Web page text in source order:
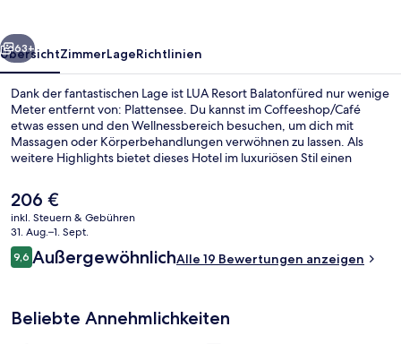
Weiter
63+
ÜbersichtZimmerLageRichtlinien
Dank der fantastischen Lage ist LUA Resort Balatonfüred nur wenige
Meter entfernt von: Plattensee. Du kannst im Coffeeshop/Café
etwas essen und den Wellnessbereich besuchen, um dich mit
Massagen oder Körperbehandlungen verwöhnen zu lassen. Als
weitere Highlights bietet dieses Hotel im luxuriösen Stil einen
Der
aktuelle
Preis
beträgt
206 €.
206 €
inkl. Steuern & Gebühren
31. Aug.–1. Sept.
Bewertungen
9,69,6 von 10.
AußergewöhnlichAlle 19 Bewertungen anzeigen
Beliebte Annehmlichkeiten